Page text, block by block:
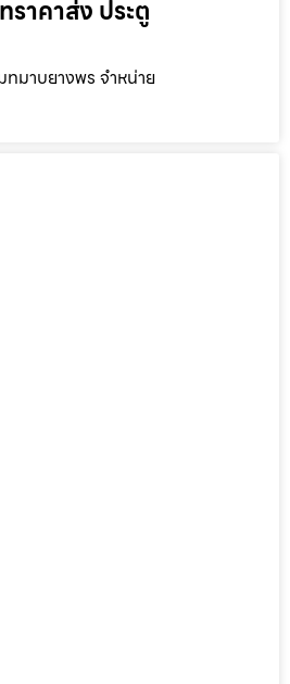
ราคาส่ง ประตู
ทมาบยางพร จำหน่าย